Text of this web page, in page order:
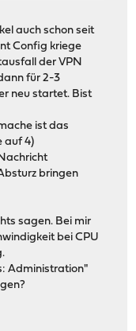
auch schon seit
Config kriege
der VPN
für 2-3
neu startet. Bist
ist das
auf 4)
bringen
sagen. Bei mir
bei CPU
Administration"